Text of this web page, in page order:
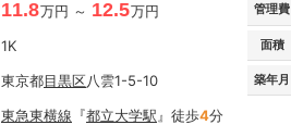
11.8万円 ～ 12.5万円 管理費
1K 面積
東京都目黒区八雲1-5-10 築年月
東急東横線 『都立大学駅 』徒歩4分